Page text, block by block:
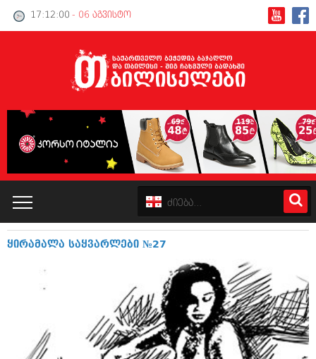
17:12:00 - 06 აგვისტო
კატალოგი
ამბები
ყირამალა საყვარლები №27